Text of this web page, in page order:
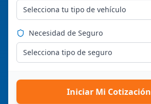
Selecciona tu tipo de vehículo
Necesidad de Seguro
Selecciona tipo de seguro
Iniciar Mi Cotización